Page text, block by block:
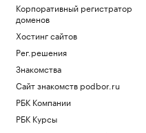
Корпоративный регистратор
доменов
Хостинг сайтов
Рег.решения
Знакомства
Сайт знакомств podbor.ru
РБК Компании
РБК Курсы